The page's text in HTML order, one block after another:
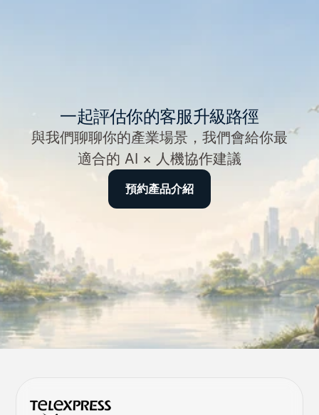
一起評估你的客服升級路徑
與我們聊聊你的產業場景，我們會給你最
適合的 AI × 人機協作建議
預約產品介紹